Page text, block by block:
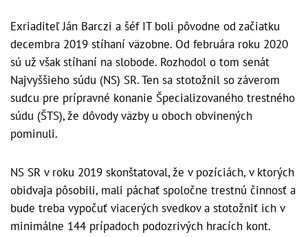
Exriaditeľ Ján Barczi a šéf IT boli pôvodne od začiatku
decembra 2019 stíhaní väzobne. Od februára roku 2020
sú už však stíhaní na slobode. Rozhodol o tom senát
Najvyššieho súdu (NS) SR. Ten sa stotožnil so záverom
sudcu pre prípravné konanie Špecializovaného trestného
súdu (ŠTS), že dôvody väzby u oboch obvinených
pominuli.
NS SR v roku 2019 skonštatoval, že v pozíciách, v ktorých
obidvaja pôsobili, mali páchať spoločne trestnú činnosť a
bude treba vypočuť viacerých svedkov a stotožniť ich v
minimálne 144 prípadoch podozrivých hracích kont.